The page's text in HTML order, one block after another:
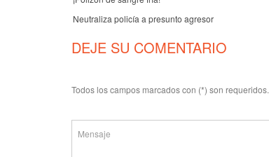
Neutraliza policía a presunto agresor
DEJE SU COMENTARIO
Todos los campos marcados con (*) son requeridos.